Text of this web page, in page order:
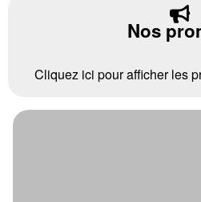
Nos
Cliquez ici pour afficher les